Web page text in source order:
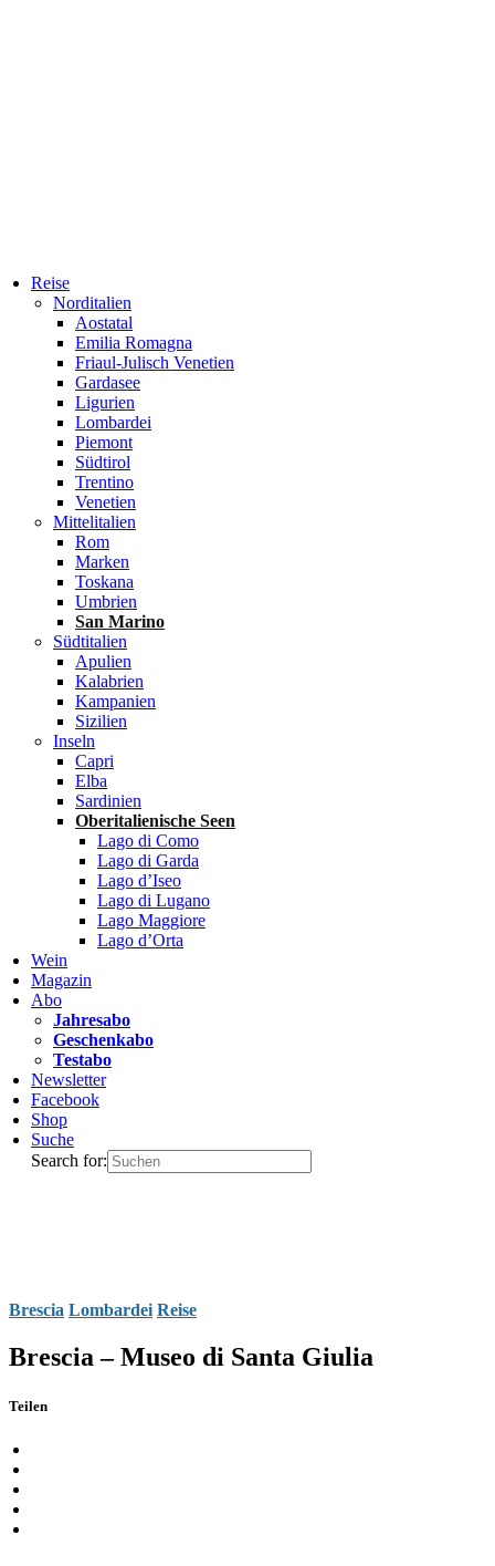
Reise
Norditalien
Aostatal
Emilia Romagna
Friaul-Julisch Venetien
Gardasee
Ligurien
Lombardei
Piemont
Südtirol
Trentino
Venetien
Mittelitalien
Rom
Marken
Toskana
Umbrien
San Marino
Südtitalien
Apulien
Kalabrien
Kampanien
Sizilien
Inseln
Capri
Elba
Sardinien
Oberitalienische Seen
Lago di Como
Lago di Garda
Lago d’Iseo
Lago di Lugano
Lago Maggiore
Lago d’Orta
Wein
Magazin
Abo
Jahresabo
Geschenkabo
Testabo
Newsletter
Facebook
Shop
Suche
Search for:
Brescia Lombardei Reise
Brescia – Museo di Santa Giulia
Teilen